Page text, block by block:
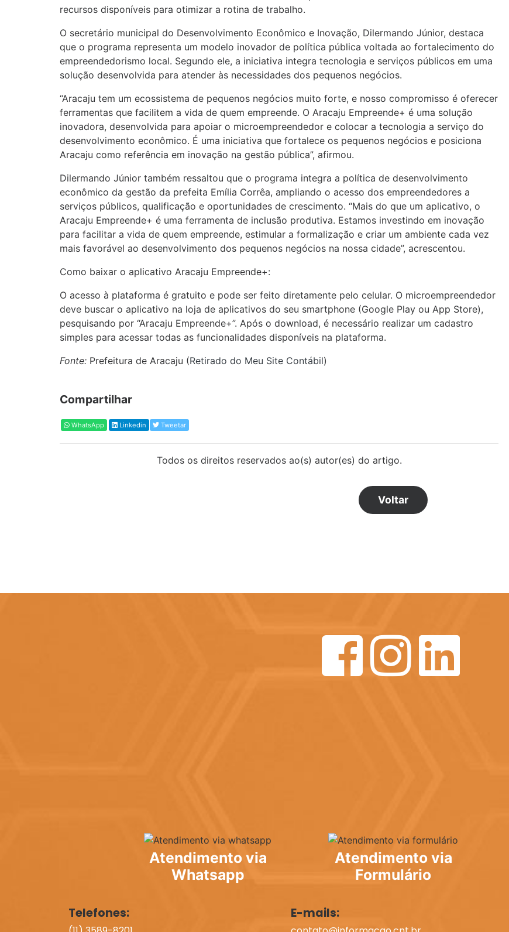
recursos disponíveis para otimizar a rotina de trabalho.
O secretário municipal do Desenvolvimento Econômico e Inovação, Dilermando Júnior, destaca
que o programa representa um modelo inovador de política pública voltada ao fortalecimento do
empreendedorismo local. Segundo ele, a iniciativa integra tecnologia e serviços públicos em uma
solução desenvolvida para atender às necessidades dos pequenos negócios.
“Aracaju tem um ecossistema de pequenos negócios muito forte, e nosso compromisso é oferecer
ferramentas que facilitem a vida de quem empreende. O Aracaju Empreende+ é uma solução
inovadora, desenvolvida para apoiar o microempreendedor e colocar a tecnologia a serviço do
desenvolvimento econômico. É uma iniciativa que fortalece os pequenos negócios e posiciona
Aracaju como referência em inovação na gestão pública”, afirmou.
Dilermando Júnior também ressaltou que o programa integra a política de desenvolvimento
econômico da gestão da prefeita Emília Corrêa, ampliando o acesso dos empreendedores a
serviços públicos, qualificação e oportunidades de crescimento. “Mais do que um aplicativo, o
Aracaju Empreende+ é uma ferramenta de inclusão produtiva. Estamos investindo em inovação
para facilitar a vida de quem empreende, estimular a formalização e criar um ambiente cada vez
mais favorável ao desenvolvimento dos pequenos negócios na nossa cidade”, acrescentou.
Como baixar o aplicativo Aracaju Empreende+:
O acesso à plataforma é gratuito e pode ser feito diretamente pelo celular. O microempreendedor
deve buscar o aplicativo na loja de aplicativos do seu smartphone (Google Play ou App Store),
pesquisando por “Aracaju Empreende+”. Após o download, é necessário realizar um cadastro
simples para acessar todas as funcionalidades disponíveis na plataforma.
Fonte: Prefeitura de Aracaju (Retirado do Meu Site Contábil)
Compartilhar
WhatsApp Linkedin Tweetar
Todos os direitos reservados ao(s) autor(es) do artigo.
Voltar
Atendimento via
Whatsapp
Atendimento via
Formulário
Telefones: E-mails: